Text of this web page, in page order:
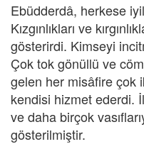
Ebüdderdâ, herkese
Kızgınlıkları ve
gösterirdi. Kimseyi
Çok tok gönüllü ve
gelen her misâfire çok
kendisi hizmet ederdi.
ve daha birçok
gösterilmiştir.